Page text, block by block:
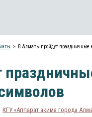
В Алматы пройдут праздничные
КГУ «Аппарат акима города